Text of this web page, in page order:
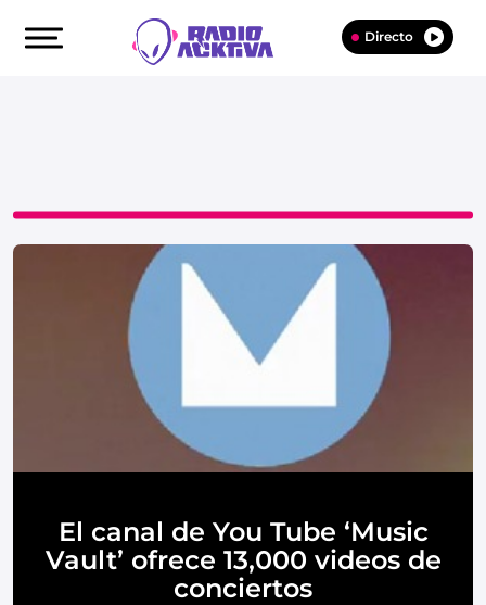
Directo
El canal de You Tube ‘Music
Vault’ ofrece 13,000 videos de
conciertos